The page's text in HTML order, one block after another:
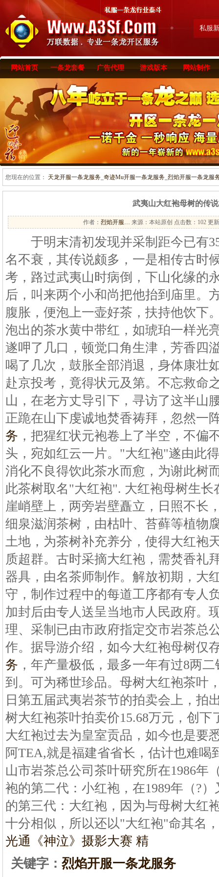
私服
网站首页 一条龙套餐 广告代理 游戏版本 网站制作
您现在的位置： 天龙开服一条龙服务_奇迹Mu开服一条龙服务_烈焰开服一条龙服
武夷山大红袍母树的传
作者： 烈焰开服… 来源：本站原创 点击数： 102 更
于明末清初发现并采制距今已有
名不衰，其传说颇多，一是相传古时
考，路过武夷山时病倒，下山化缘的
后，叫来两个小和尚把他抬到庙里。
腹胀，便泡上一壶好茶，扶持他饮下
泡出的茶水黄中带红，如琥珀一样光
遂呷了几口，顿觉口角生津，芳香四
喝了几次，鼓胀全部消退，身体康壮
赴京投考，竟得状元及第。不忘救命
山，在老方丈导引下，寻访了这半山
正跪在山下虔诚地焚香祷拜，忽然一
务 ，把猩红状元袍卷上了半空，不偏
头，宛如红云一片。"大红袍"遂由此
消化不良得饮此茶水而愈，为谢此树
此茶树取名"大红袍". 大红袍母树生
崖峭壁上，两旁岩壁矗立，日照不长
细泉滋润茶树，由枯叶、苔藓等植物
土地，为茶树补充养分，使得大红袍
质超群。古时采摘大红袍，需焚香礼
器具，由名茶师制作。解放初期，大
守，制作过程中的每道工序都有专人
加封后由专人送呈当地市人民政府。
理、采制已由市政府指定交市岩茶总
作。据导游介绍，如今大红袍母树仅
务 ，年产量极低，最多一年有过8两
到。可为稀世珍品。母树大红袍茶叶
日第五届武夷岩茶节的拍卖会上，拍
树大红袍茶叶拍卖价15.68万元，创
大红袍过去为皇室贡品，如今也是要
阿TEA,就是福建省省长，估计也难喝
山市岩茶总公司茶叶研究所在1986年
袍的第二代：小红袍，在1989年（?
的第三代：大红袍，因为与母树大红
十分相似，所以还以"大红袍"命其名
光通《神泣》摄影大赛 精
关键字： 烈焰开服一条龙服务